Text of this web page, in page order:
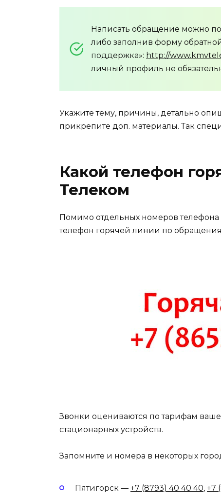
Написать обращение можно по
либо заполнив форму
поддержка»: http://
личный профиль не
Укажите тему, причины, детально
прикрепите доп. материалы. Так
Какой телефон
Телеком
Помимо отдельных номеров
телефон горячей линии по
Звонки оцениваются по тарифам
стационарных устройств.
Запомните и номера в некоторых
Пятигорск — +7 (8793) 40 40 40, +7